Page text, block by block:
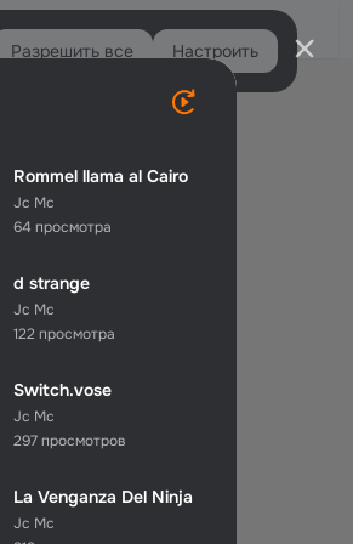
Rommel llama al Cairo
Jc Mc
64 просмотра
d strange
Jc Mc
122 просмотра
Switch.vose
Jc Mc
297 просмотров
La Venganza Del Ninja
Jc Mc
Войти
Разрешить все Настроить